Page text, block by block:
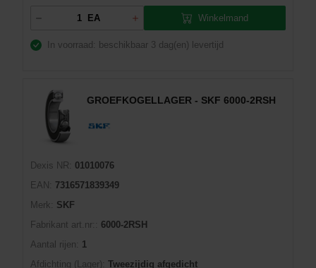
EA Winkelmand
In voorraad: beschikbaar 3 dag(en) levertijd
GROEFKOGELLAGER - SKF 6000-2RSH
Dexis NR:
01010076
EAN:
7316571839349
Merk:
SKF
Fabrikant art.nr::
6000-2RSH
Aantal rijen:
1
Afdichting (Lager): Tweezijdig afgedicht